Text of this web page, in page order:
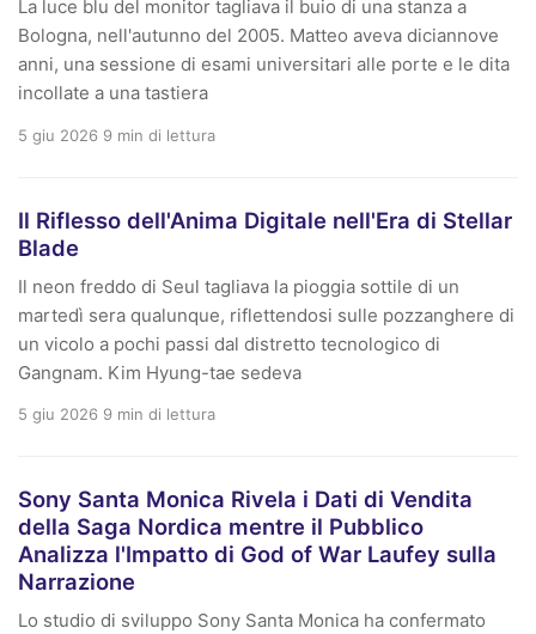
La luce blu del monitor tagliava il buio di una stanza a
Bologna, nell'autunno del 2005. Matteo aveva diciannove
anni, una sessione di esami universitari alle porte e le dita
incollate a una tastiera
5 giu 2026 9 min di lettura
Il Riflesso dell'Anima Digitale nell'Era di Stellar
Blade
Il neon freddo di Seul tagliava la pioggia sottile di un
martedì sera qualunque, riflettendosi sulle pozzanghere di
un vicolo a pochi passi dal distretto tecnologico di
Gangnam. Kim Hyung-tae sedeva
5 giu 2026 9 min di lettura
Sony Santa Monica Rivela i Dati di Vendita
della Saga Nordica mentre il Pubblico
Analizza l'Impatto di God of War Laufey sulla
Narrazione
Lo studio di sviluppo Sony Santa Monica ha confermato